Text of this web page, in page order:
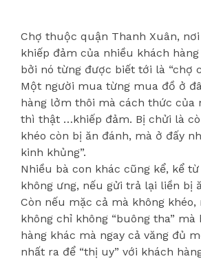
Chợ thuộc quận Thanh Xuân,
khiếp đảm của nhiều khách
bởi nó từng được biết tới là “chợ
Một người mua từng mua đồ ở
hàng lởm thôi mà cách thức của
thì thật …khiếp đảm. Bị chửi là
khéo còn bị ăn đánh, mà ở đấy
kinh khủng”.
Nhiều bà con khác cũng kể, kể
không ưng, nếu gửi trả lại liền bị
Còn nếu mặc cả mà không khéo,
không chỉ không “buông tha” mà
hàng khác mà ngay cả văng đủ
nhất ra để “thị uy” với khách